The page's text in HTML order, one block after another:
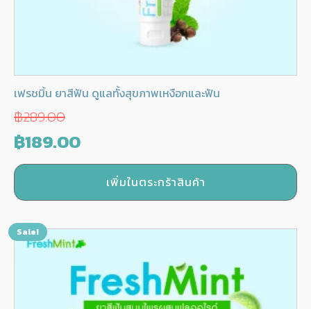
เฟรชมิ้น ยาสีฟัน ดูแลทั้งสุขภาพเหงือกและฟัน
฿289.00
Original
price
was:
฿289.00.
฿189.00Current
price
is:
฿189.00.
เพิ่มในตระกร้าสินค้า
Sale!